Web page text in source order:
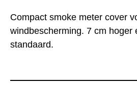
Compact smoke meter cover
windbescherming. 7 cm hoger
standaard.